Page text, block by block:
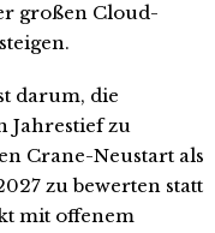
großen Cloud-
darum, die
Jahrestief zu
Crane-Neustart als
zu bewerten statt
mit offenem